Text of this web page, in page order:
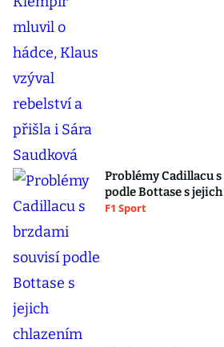
Problémy Cadillacu
podle Bottase s
F1 Sport